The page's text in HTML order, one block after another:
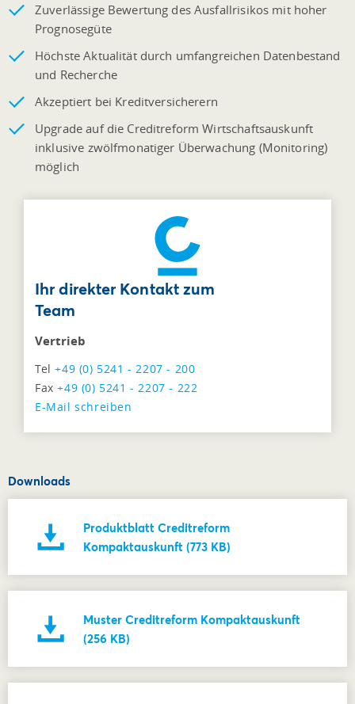
Zuverlässige Bewertung des Ausfallrisikos mit hoher
Prognosegüte
Höchste Aktualität durch umfangreichen Datenbestand
und Recherche
Akzeptiert bei Kreditversicherern
Upgrade auf die Creditreform Wirtschaftsauskunft
inklusive zwölfmonatiger Überwachung (Monitoring)
möglich
Ihr direkter Kontakt zum
Team
Vertrieb
Tel+49 (0) 5241 - 2207 - 200
Fax+49 (0) 5241 - 2207 - 222
E-Mail schreiben
Downloads
Produktblatt Creditreform
Kompaktauskunft (773 KB)
Muster Creditreform Kompaktauskunft
(256 KB)